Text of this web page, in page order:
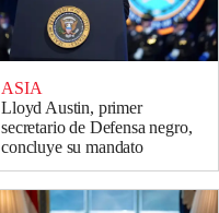
ASIA
Lloyd Austin, primer
secretario de Defensa negro,
concluye su mandato